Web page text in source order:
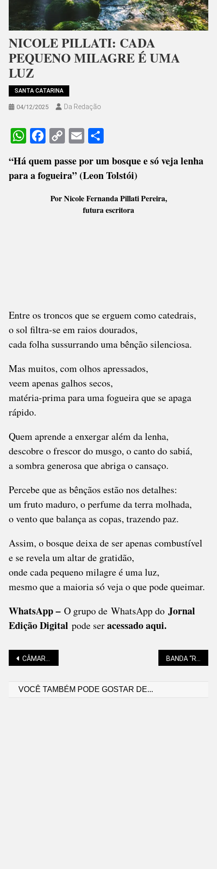
NICOLE PILLATI: CADA
PEQUENO MILAGRE É UMA
LUZ
SANTA CATARINA
04/12/2025 Da Redação
WhatsApp
Facebook
CopyEmailShare
“Há quem passe por um bosque e só veja lenha
para a fogueira” (Leon Tolstói)
Por Nicole Fernanda Pillati Pereira,
futura escritora
Entre os troncos que se erguem como catedrais,
o sol filtra-se em raios dourados,
cada folha sussurrando uma bênção silenciosa.
Mas muitos, com olhos apressados,
veem apenas galhos secos,
matéria-prima para uma fogueira que se apaga
rápido.
Quem aprende a enxergar além da lenha,
descobre o frescor do musgo, o canto do sabiá,
a sombra generosa que abriga o cansaço.
Percebe que as bênçãos estão nos detalhes:
um fruto maduro, o perfume da terra molhada,
o vento que balança as copas, trazendo paz.
Assim, o bosque deixa de ser apenas combustível
e se revela um altar de gratidão,
onde cada pequeno milagre é uma luz,
mesmo que a maioria só veja o que pode queimar.
WhatsApp – O grupo de WhatsApp do Jornal
Edição Digital pode seracessado aqui.
Navegação
CÂMARA APROVA PROJETO QUE GARANTE TRANSPARÊNCIA AOS MORADORES DE RUAS PAVIMENTADAS
VOCÊ TAMBÉM PODE GOSTAR DE...